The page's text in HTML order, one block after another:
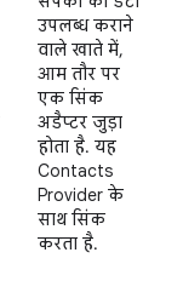
उपलब्ध कराने
वाले खाते में,
आम तौर पर
एक सिंक
अडैप्टर जुड़ा
होता है. यह
Contacts
Provider के
साथ सिंक
करता है.